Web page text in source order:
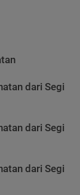
dari Segi
dari Segi
dari Segi